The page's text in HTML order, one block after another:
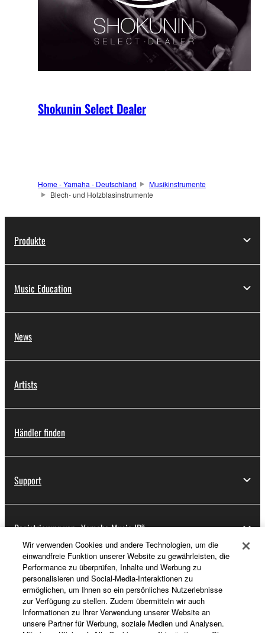
Shokunin Select Dealer
Home - Yamaha - Deutschland
Musikinstrumente
Blech- und Holzblasinstrumente
Produkte
Music Education
News
Artists
Händler finden
Support
Registrierung von „Yamaha Music ID“
Über Yamaha
Deutschland - German
Wir verwenden Cookies und andere Technologien, um die
einwandfreie Funktion unserer Website zu gewährleisten, die
Performance zu überprüfen, Inhalte und Werbung zu
personalisieren und Social-Media-Interaktionen zu
ermöglichen, um Ihnen so ein persönliches Nutzerlebnisse
zur Verfügung zu stellen. Zudem übermitteln wir auch
Informationen zu Ihrer Verwendung unserer Website an
unsere Partner für Werbung, soziale Medien und Analysen.